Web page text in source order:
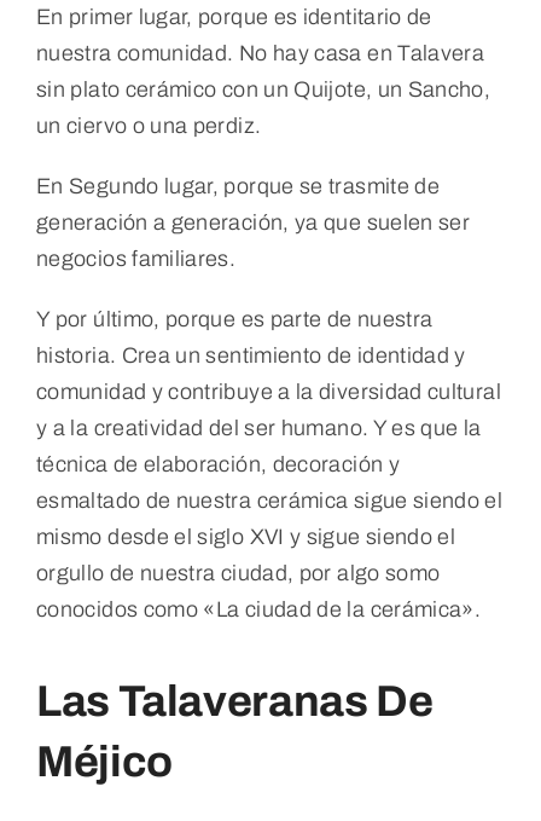
En primer lugar, porque es identitario de
nuestra comunidad. No hay casa en Talavera
sin plato cerámico con un Quijote, un Sancho,
un ciervo o una perdiz.
En Segundo lugar, porque se trasmite de
generación a generación, ya que suelen ser
negocios familiares.
Y por último, porque es parte de nuestra
historia. Crea un sentimiento de identidad y
comunidad y contribuye a la diversidad cultural
y a la creatividad del ser humano. Y es que la
técnica de elaboración, decoración y
esmaltado de nuestra cerámica sigue siendo el
mismo desde el siglo XVI y sigue siendo el
orgullo de nuestra ciudad, por algo somo
conocidos como «La ciudad de la cerámica».
Las Talaveranas De
Méjico